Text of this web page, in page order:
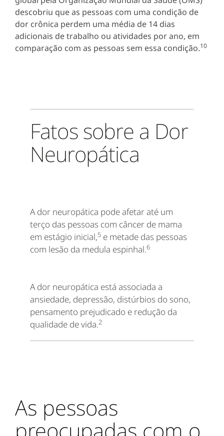
descobriu que as pessoas com uma condição de
dor crônica perdem uma média de 14 dias
adicionais de trabalho ou atividades por ano, em
comparação com as pessoas sem essa condição.10
Fatos sobre a Dor
Neuropática
A dor neuropática pode afetar até um
terço das pessoas com câncer de mama
em estágio inicial,5 e metade das pessoas
com lesão da medula espinhal.6
A dor neuropática está associada a
ansiedade, depressão, distúrbios do sono,
pensamento prejudicado e redução da
qualidade de vida.2
As pessoas
preocupadas com o